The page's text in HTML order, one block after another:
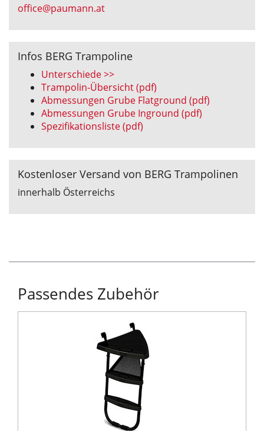
office@paumann.at
Infos BERG Trampoline
Unterschiede >>
Trampolin-Übersicht (pdf)
Abmessungen Grube Flatground (pdf)
Abmessungen Grube Inground (pdf)
Spezifikationsliste (pdf)
Kostenloser Versand von BERG Trampolinen
innerhalb Österreichs
Passendes Zubehör